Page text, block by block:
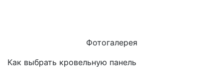
Фотогалерея
Как выбрать кровельную панель